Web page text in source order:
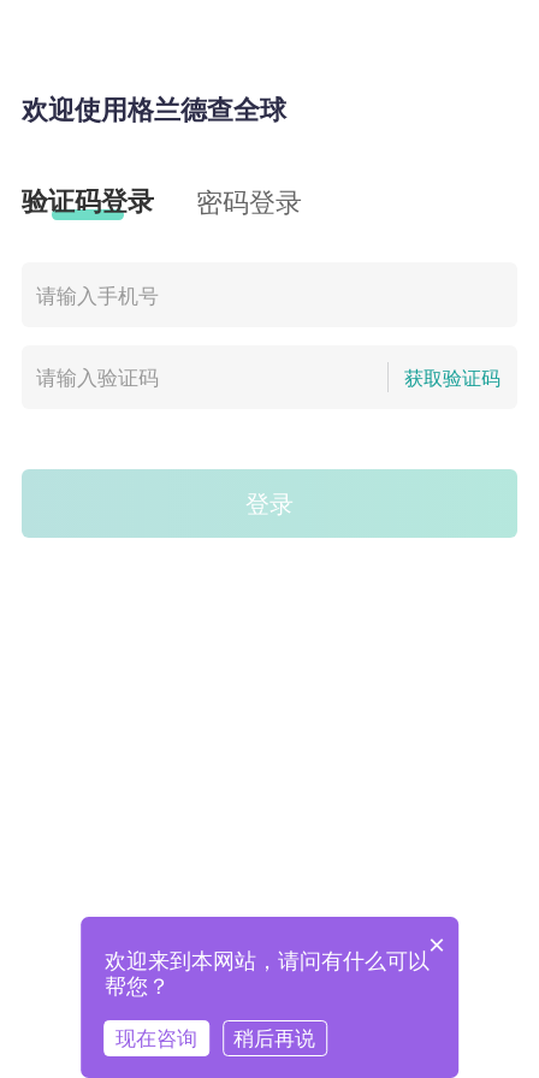
欢迎使用格兰德查全球
验证码登录 密码登录
获取验证码
登录
登录即表示已阅读并同意《格兰德官网用户协议》
×
欢迎来到本网站，请问有什么可以
帮您？
现在咨询 稍后再说